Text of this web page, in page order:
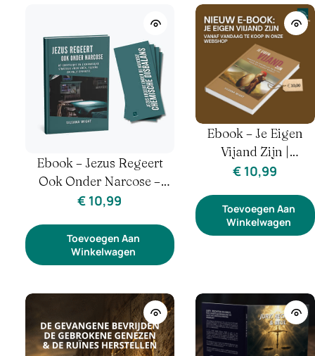
Ebook – Jezus Regeert
Ook Onder Narcose –
Silvana Wight | Narcose &
€ 10,99
Toevoegen Aan
Winkelwagen
Ebook – Je Eigen
Vijand Zijn |
Zelfbeeld, Strijd &
€ 10,99
Toevoegen Aan
Winkelwagen